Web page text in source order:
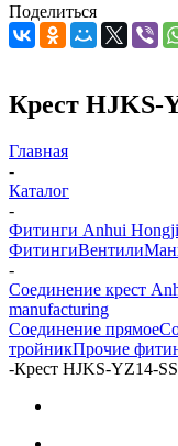
Поделиться
Крест HJKS-
Главная
-
Каталог
-
Фитинги Anhui Hongji
ФитингиВентили
-
Соединение крест
manufacturing
Соединение прямое
тройникПрочие
-Крест HJKS-YZ14-SS